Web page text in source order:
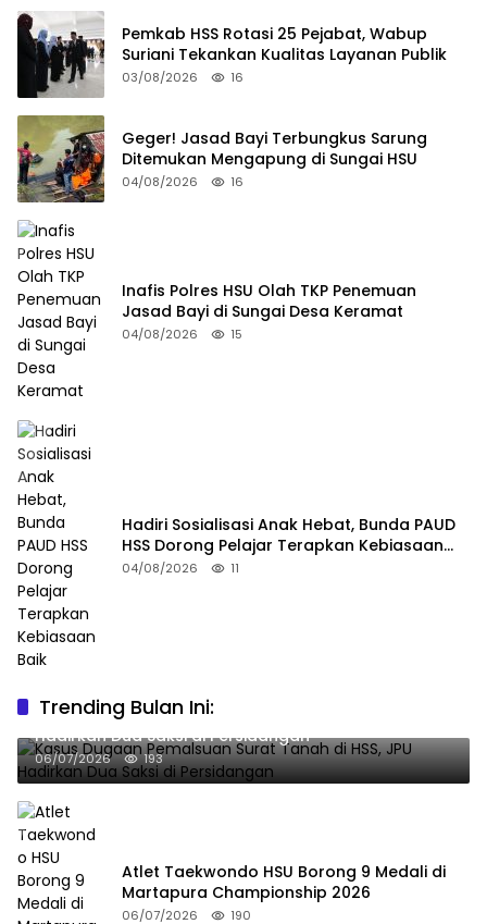
Pemkab HSS Rotasi 25 Pejabat, Wabup
Suriani Tekankan Kualitas Layanan Publik
03/08/2026 16
Geger! Jasad Bayi Terbungkus Sarung
Ditemukan Mengapung di Sungai HSU
04/08/2026 16
Inafis Polres HSU Olah TKP Penemuan
Jasad Bayi di Sungai Desa Keramat
04/08/2026 15
Hadiri Sosialisasi Anak Hebat, Bunda PAUD
HSS Dorong Pelajar Terapkan Kebiasaan
Baik
04/08/2026 11
Trending Bulan Ini:
Kasus Dugaan Pemalsuan Surat Tanah di HSS, JPU
Hadirkan Dua Saksi di Persidangan
06/07/2026 193
Atlet Taekwondo HSU Borong 9 Medali di
Martapura Championship 2026
06/07/2026 190